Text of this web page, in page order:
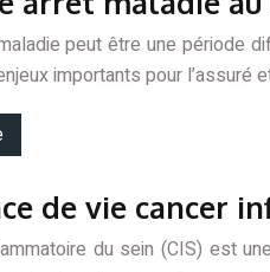
peut être une période
importants pour l’assuré
de vie cancer
du sein (CIS) est